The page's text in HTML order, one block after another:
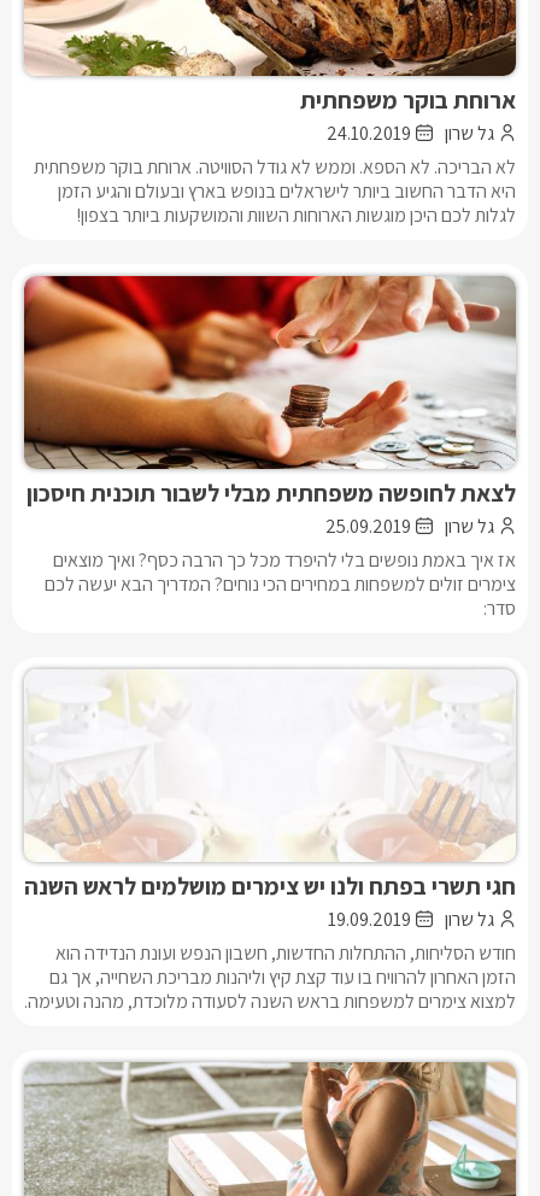
ארוחת בוקר משפחתית
לא הבריכה. לא הספא. וממש לא גודל הסוויטה. ארוחת בוקר משפחתית
היא הדבר החשוב ביותר לישראלים בנופש בארץ ובעולם והגיע הזמן
לגלות לכם היכן מוגשות הארוחות השוות והמושקעות ביותר בצפון!
גל שרון 24.10.2019
לצאת לחופשה משפחתית מבלי לשבור תוכנית חיסכון
אז איך באמת נופשים בלי להיפרד מכל כך הרבה כסף? ואיך מוצאים
צימרים זולים למשפחות במחירים הכי נוחים? המדריך הבא יעשה לכם
סדר:
גל שרון 25.09.2019
חגי תשרי בפתח ולנו יש צימרים מושלמים לראש השנה
חודש הסליחות, ההתחלות החדשות, חשבון הנפש ועונת הנדידה הוא
הזמן האחרון להרוויח בו עוד קצת קיץ וליהנות מבריכת השחייה, אך גם
למצוא צימרים למשפחות בראש השנה לסעודה מלוכדת, מהנה וטעימה.
גל שרון 19.09.2019